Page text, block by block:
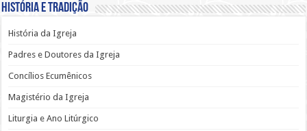
História e Tradição
História da Igreja
Padres e Doutores da Igreja
Concílios Ecumênicos
Magistério da Igreja
Liturgia e Ano Litúrgico